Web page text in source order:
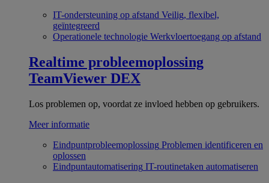
IT-ondersteuning op afstand Veilig, flexibel,
geïntegreerd
Operationele technologie Werkvloertoegang op afstand
Realtime probleemoplossing
TeamViewer DEX
Los problemen op, voordat ze invloed hebben op gebruikers.
Meer informatie
Eindpuntprobleemoplossing Problemen identificeren en
oplossen
Eindpuntautomatisering IT-routinetaken automatiseren